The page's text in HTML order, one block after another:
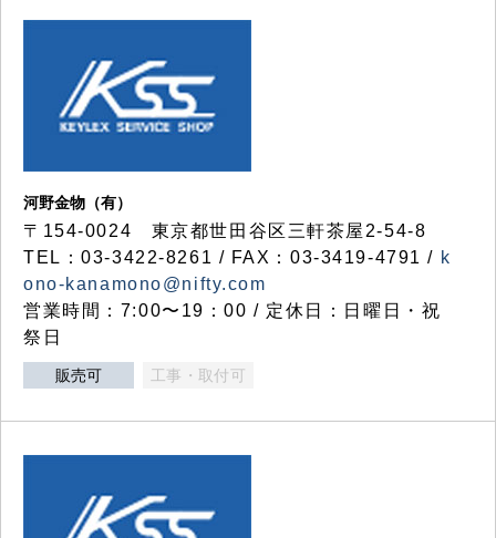
河野金物（有）
〒154-0024 東京都世田谷区三軒茶屋2-54-8
TEL：03-3422-8261 / FAX：03-3419-4791 / k
ono-kanamono@nifty.com
営業時間：7:00〜19：00 / 定休日：日曜日・祝
祭日
販売可 工事・取付可